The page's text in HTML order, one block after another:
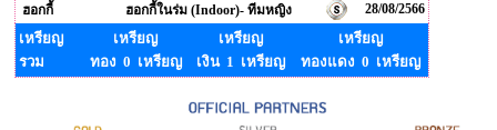
ฮอกกี้ ฮอกกี้ในร่ม (Indoor)- ทีมหญิง 28/08/2566
เหรียญ
รวม
เหรียญ
ทอง 0 เหรียญ
เหรียญ
เงิน 1 เหรียญ
เหรียญ
ทองแดง 0 เหรียญ